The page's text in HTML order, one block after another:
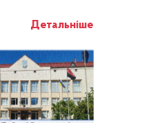
Детальніше